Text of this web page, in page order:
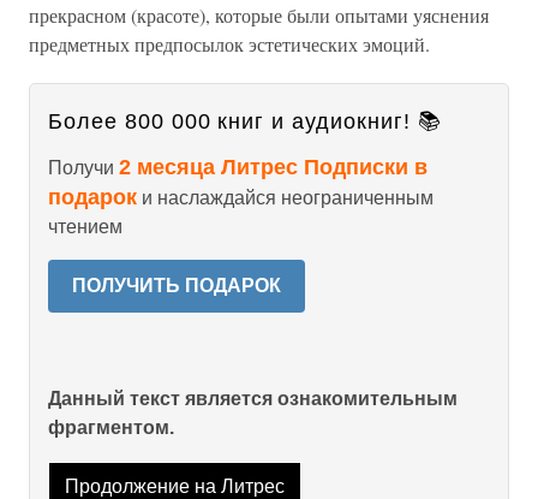
прекрасном (красоте), которые были опытами уяснения
предметных предпосылок эстетических эмоций.
Более 800 000 книг и аудиокниг! 📚
Получи 2 месяца Литрес Подписки в
подарок и наслаждайся неограниченным
чтением
ПОЛУЧИТЬ ПОДАРОК
Данный текст является ознакомительным
фрагментом.
Продолжение на Литрес